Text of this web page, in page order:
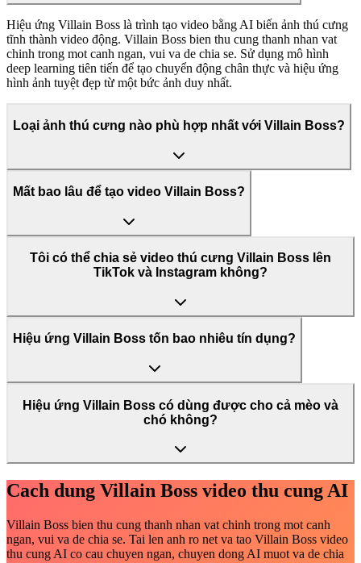
Hiệu ứng Villain Boss là trình tạo video bằng AI biến ảnh thú cưng
tĩnh thành video động. Villain Boss bien thu cung thanh nhan vat
chinh trong mot canh ngan, vui va de chia se. Sử dụng mô hình
deep learning tiên tiến để tạo chuyển động chân thực và hiệu ứng
hình ảnh tuyệt đẹp từ một bức ảnh duy nhất.
Loại ảnh thú cưng nào phù hợp nhất với Villain Boss?
Mất bao lâu để tạo video Villain Boss?
Tôi có thể chia sẻ video thú cưng Villain Boss lên
TikTok và Instagram không?
Hiệu ứng Villain Boss tốn bao nhiêu tín dụng?
Hiệu ứng Villain Boss có dùng được cho cả mèo và
chó không?
Cach dung Villain Boss video thu cung AI
Villain Boss bien thu cung thanh nhan vat chinh trong mot canh
ngan, vui va de chia se. Tai len anh ro net va tao Villain Boss video
thu cung AI co cau chuyen ngan, chuyen dong AI muot va de chia